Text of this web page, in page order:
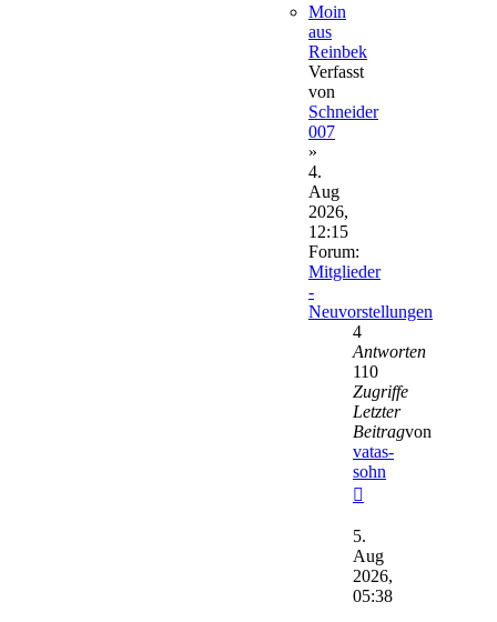
Moin
aus
Reinbek
Verfasst
von
Schneider
007
»
4.
Aug
2026,
12:15
Forum:
Mitglieder
-
Neuvorstellungen
4
Antworten
110
Zugriffe
Letzter
Beitragvon
vatas-
sohn
Beitrag
5.
Aug
2026,
05:38